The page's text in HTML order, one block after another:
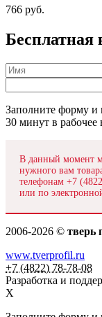
766 руб.
Бесплатная
Заполните форму и
30 минут в рабочее
В данный момент
нужного вам
телефонам +7
или по
2006-2026 © тверь
www.tverprofil.ru
+7 (4822) 78-78-08
Разработка и
X